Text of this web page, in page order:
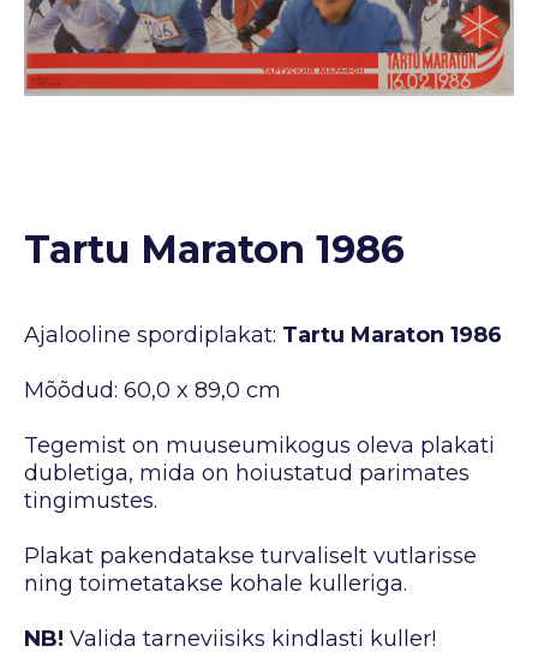
Tartu Maraton 1986
Ajalooline spordiplakat: Tartu Maraton 1986
Mõõdud: 60,0 x 89,0 cm
Tegemist on muuseumikogus oleva plakati
dubletiga, mida on hoiustatud parimates
tingimustes.
Plakat pakendatakse turvaliselt vutlarisse
ning toimetatakse kohale kulleriga.
NB! Valida tarneviisiks kindlasti kuller!